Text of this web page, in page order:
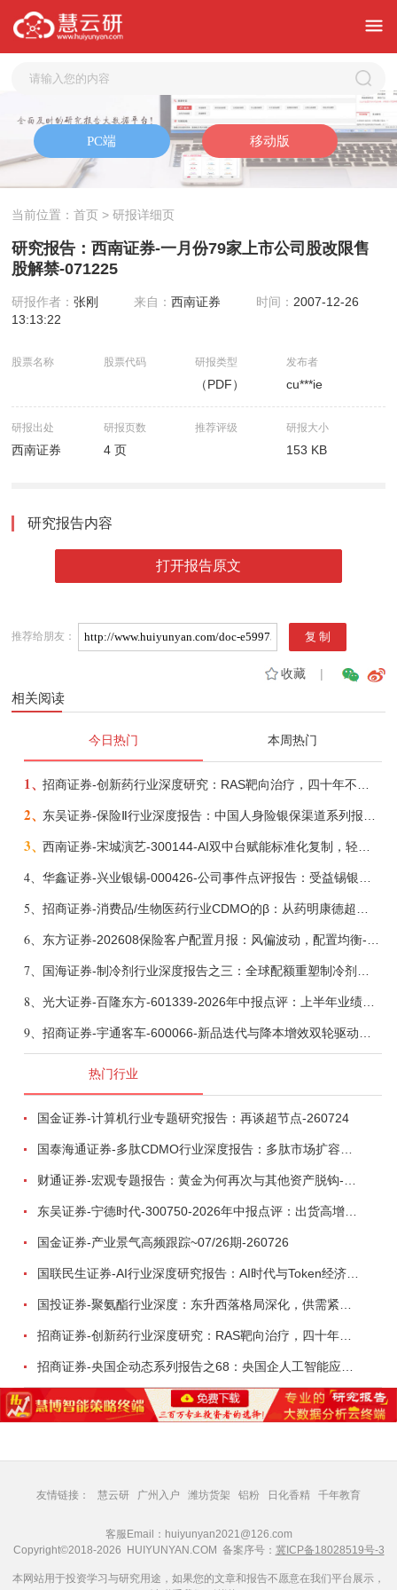
当前位置：首页 > 研报详细页
研究报告：西南证券-一月份79家上市公司股改限售
股解禁-071225
研报作者：张刚 来自：西南证券 时间： 2007-12-26
13:13:22
股票名称 股票代码 研报类型
（PDF）
发布者
cu***ie
研报出处
西南证券
研报页数
4 页
推荐评级 研报大小
153 KB
研究报告内容
打开报告原文
推荐给朋友：
收藏|
相关阅读
今日热门 本周热门
1、
2、
3、
4、
5、
6、
7、
8、 光大证券-百隆东方-601339-2026年中报点评：上半年业绩表现高增，国内外产能均有亮眼表现-260807
9、
热门行业
国金证券-计算机行业专题研究报告：再谈超节点-260724
东吴证券-宁德时代-300750-2026年中报点评：出货高增业绩稳健，回购彰显龙头信心-260726
国金证券-产业景气高频跟踪~07/26期-260726
国联民生证券-AI行业深度研究报告：AI时代与Token经济，从技术符号到数字石油-260801
招商证券-创新药行业深度研究：RAS靶向治疗，四十年不可成药的终结，与终结之后的治疗格局演化-260805
友情链接： 慧云研 广州入户 潍坊货架 铝粉 日化香精 千年教育
客服Email：huiyunyan2021@126.com
Copyright©2018-2026 HUIYUNYAN.COM 备案序号： 冀ICP备18028519号-3
本网站用于投资学习与研究用途，如果您的文章和报告不愿意在我们平台展示，